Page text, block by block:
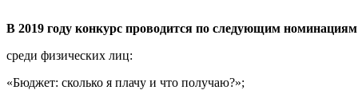
В 2019 году конкурс проводится по следующим
среди физических лиц:
«Бюджет: сколько я плачу и что получаю?»;